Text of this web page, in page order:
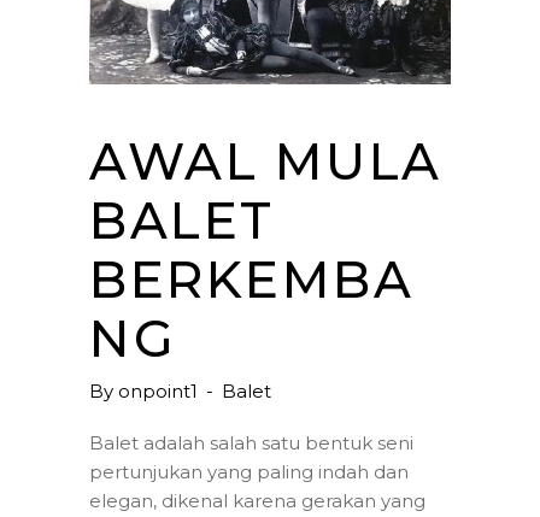
AWAL MULA
BALET
BERKEMBA
NG
By onpoint1 Balet
Balet adalah salah satu bentuk seni
pertunjukan yang paling indah dan
elegan, dikenal karena gerakan yang